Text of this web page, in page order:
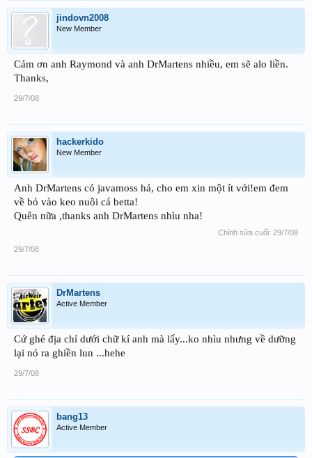
jindovn2008
New Member
Cám ơn anh Raymond và anh DrMartens nhiều, em sẽ alo liền.
Thanks,
29/7/08
hackerkido
New Member
Anh DrMartens có javamoss hả, cho em xin một ít với!em đem
về bỏ vào keo nuôi cá betta!
Quên nữa ,thanks anh DrMartens nhìu nha!
Chỉnh sửa cuối: 29/7/08
29/7/08
DrMartens
Active Member
Cứ ghé địa chỉ dưới chữ kí anh mà lấy...ko nhìu nhưng về dưỡng
lại nó ra ghiền lun ...hehe
29/7/08
bang13
Active Member